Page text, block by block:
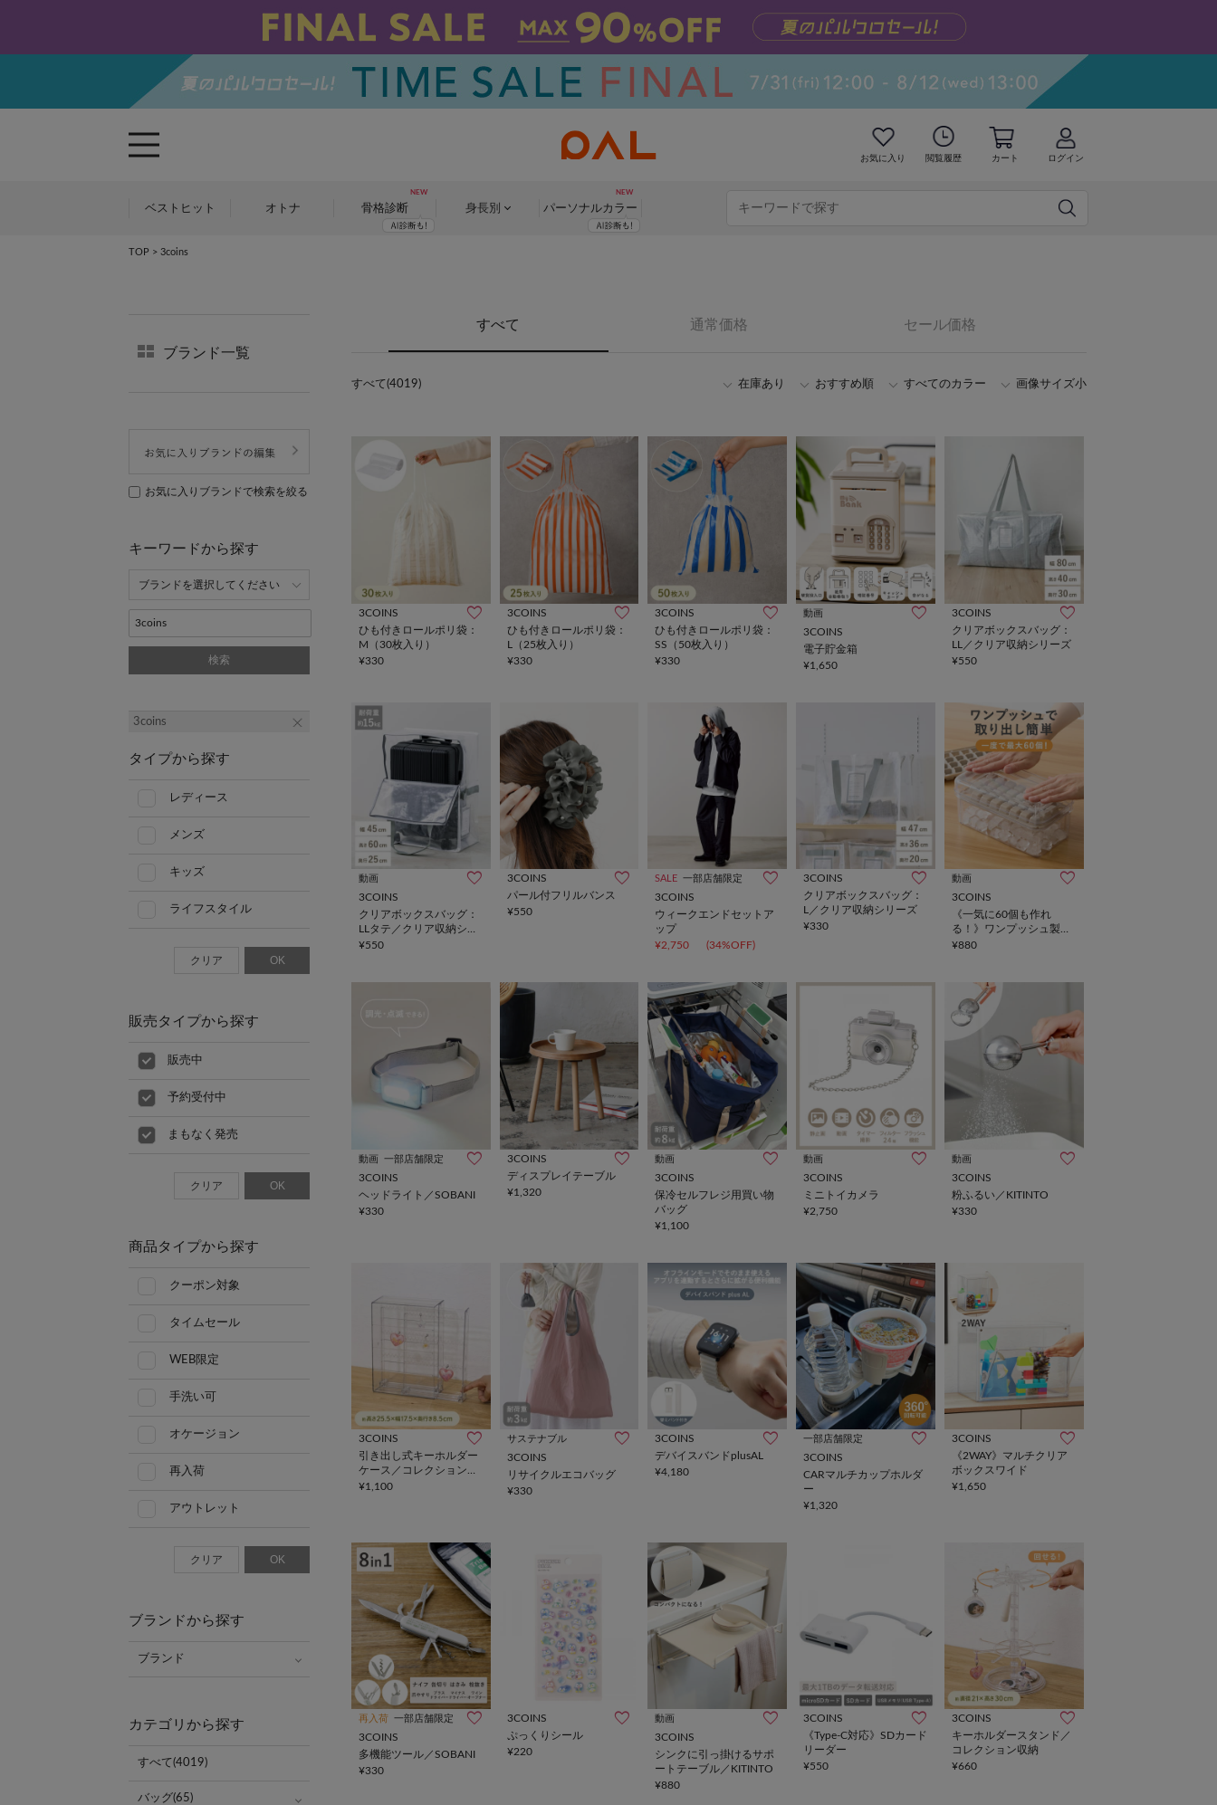
お気に入り 閲覧履歴 カート ログイン
ベストヒット オトナ 骨格診断 身長別 パーソナルカラー
TOP > 3coins
すべて 通常価格 セール価格
すべて(4019) 在庫あり おすすめ順 すべてのカラー 画像サイズ小
3COINS
ひも付きロールポリ袋：
M（30枚入り）
¥330
3COINS
ひも付きロールポリ袋：
L（25枚入り）
¥330
3COINS
ひも付きロールポリ袋：
SS（50枚入り）
¥330
動画
3COINS
電子貯金箱
¥1,650
3COINS
クリアボックスバッグ：
LL／クリア収納シリーズ
¥550
動画
3COINS
クリアボックスバッグ：
LLタテ／クリア収納シリ
ーズ
¥550
3COINS
パール付フリルバンス
¥550
SALE 一部店舗限定
3COINS
ウィークエンドセットア
ップ
¥2,750
(34%OFF)
3COINS
クリアボックスバッグ：
L／クリア収納シリーズ
¥330
動画
3COINS
《一気に60個も作れ
る！》ワンプッシュ製氷
器／KITINTO
¥880
動画 一部店舗限定
3COINS
ヘッドライト／SOBANI
¥330
3COINS
ディスプレイテーブル
¥1,320
動画
3COINS
保冷セルフレジ用買い物
バッグ
¥1,100
動画
3COINS
ミニトイカメラ
¥2,750
動画
3COINS
粉ふるい／KITINTO
¥330
3COINS
引き出し式キーホルダー
ケース／コレクション収
納
¥1,100
サステナブル
3COINS
リサイクルエコバッグ
¥330
3COINS
デバイスバンドplusAL
¥4,180
一部店舗限定
3COINS
CARマルチカップホルダ
ー
¥1,320
3COINS
《2WAY》マルチクリア
ボックスワイド
¥1,650
再入荷 一部店舗限定
3COINS
多機能ツール／SOBANI
¥330
3COINS
ぷっくりシール
¥220
動画
3COINS
シンクに引っ掛けるサポ
ートテーブル／KITINTO
¥880
3COINS
《Type-C対応》SDカード
リーダー
¥550
3COINS
キーホルダースタンド／
コレクション収納
¥660
ブランド一覧
お気に入りブランドで検索を絞る
キーワードから探す
検索
3coins
タイプから探す
レディース
メンズ
キッズ
ライフスタイル
クリア OK
販売タイプから探す
販売中
予約受付中
まもなく発売
クリア OK
商品タイプから探す
クーポン対象
タイムセール
WEB限定
手洗い可
オケージョン
再入荷
アウトレット
クリア OK
ブランドから探す
ブランド
カテゴリから探す
すべて(4019)
バッグ(65)